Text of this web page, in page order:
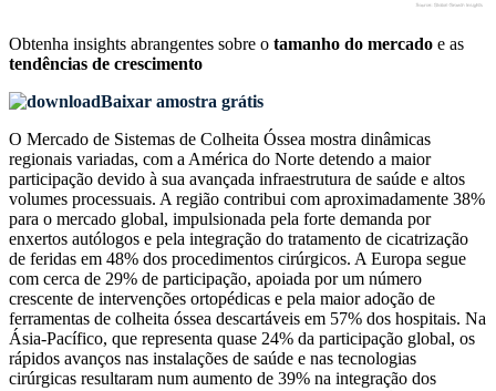
Obtenha insights abrangentes sobre o tamanho do mercado e as
tendências de crescimento
Baixar amostra grátis
O Mercado de Sistemas de Colheita Óssea mostra dinâmicas
regionais variadas, com a América do Norte detendo a maior
participação devido à sua avançada infraestrutura de saúde e altos
volumes processuais. A região contribui com aproximadamente 38%
para o mercado global, impulsionada pela forte demanda por
enxertos autólogos e pela integração do tratamento de cicatrização
de feridas em 48% dos procedimentos cirúrgicos. A Europa segue
com cerca de 29% de participação, apoiada por um número
crescente de intervenções ortopédicas e pela maior adoção de
ferramentas de colheita óssea descartáveis ​​em 57% dos hospitais. Na
Ásia-Pacífico, que representa quase 24% da participação global, os
rápidos avanços nas instalações de saúde e nas tecnologias
cirúrgicas resultaram num aumento de 39% na integração dos